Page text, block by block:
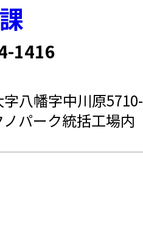
1416
八幡字中川原
パーク統括工場内